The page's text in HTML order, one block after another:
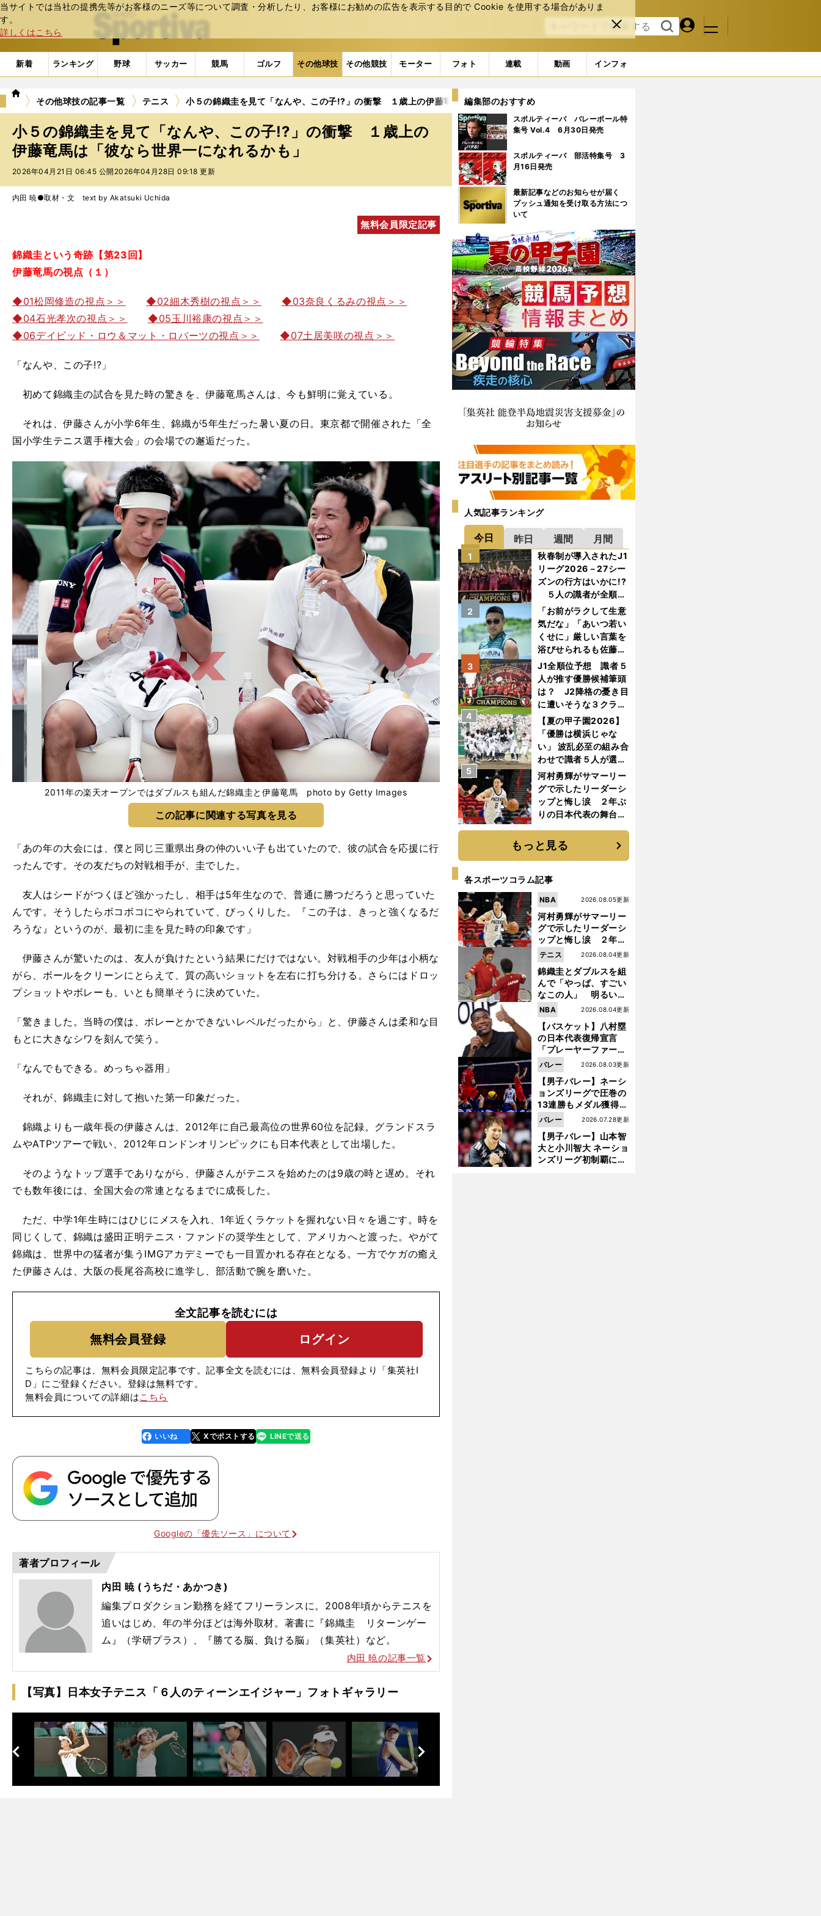
当サイトでは当社の提携先等がお客様のニーズ等について調査・分析したり、お客様にお勧めの広告を表⽰する⽬的で Cookie を使⽤する場合がありま
す。
詳しくはこちら
閉じ
る
web Sportiva (webスポルティーバ)
検索
る
マイペ
ジ
メニュ
新着 ランキング 野球 サッカー 競馬 ゴルフ その他球技 その他競技 モーター フォト 連載 動画 インフォ
we
ポ
ル
テ
ィ
ー
バ
その他球技の記事一覧 テニス 小５の錦織圭を見て「なんや、この子!?」の衝撃 １歳上の伊藤竜馬は「彼なら世界一になれるかも」
小５の錦織圭を見て「なんや、この子!?」の衝撃 １歳上の
伊藤竜馬は「彼なら世界一になれるかも」
2026年04月21日 06:45 公開 2026年04月28日 09:18 更新
内田 暁●取材・文 text by Akatsuki Uchida
無料会員限定記事
錦織圭という奇跡【第23回】
伊藤竜馬の視点（１）
◆01松岡修造の視点＞＞ ◆02細木秀樹の視点＞＞
◆03奈良くるみの視点＞＞
◆04石光孝次の視点＞＞
◆05玉川裕康の視点＞＞
◆06デイビッド・ロウ＆マット・ロバーツの視点＞＞
◆07土居美咲の視点＞＞
「なんや、この子!?」
初めて錦織圭の試合を見た時の驚きを、伊藤竜馬さんは、今も鮮明に覚えている。
それは、伊藤さんが小学6年生、錦織が5年生だった暑い夏の日。東京都で開催された「全
国小学生テニス選手権大会」の会場での邂逅だった。
2011年の楽天オープンではダブルスも組んだ錦織圭と伊藤竜馬 photo by Getty Images
この記事に関連する写真を見る
「あの年の大会には、僕と同じ三重県出身の仲のいい子も出ていたので、彼の試合を応援に行
ったんです。その友だちの対戦相手が、圭でした。
友人はシードがつくほど強かったし、相手は5年生なので、普通に勝つだろうと思っていた
んです。そうしたらボコボコにやられていて、びっくりした。『この子は、きっと強くなるだ
ろうな』というのが、最初に圭を見た時の印象です」
伊藤さんが驚いたのは、友人が負けたという結果にだけではない。対戦相手の少年は小柄な
がら、ボールをクリーンにとらえて、質の高いショットを左右に打ち分ける。さらにはドロッ
プショットやボレーも、いとも簡単そうに決めていた。
「驚きました。当時の僕は、ボレーとかできないレベルだったから」と、伊藤さんは柔和な目
もとに大きなシワを刻んで笑う。
「なんでもできる。めっちゃ器用」
それが、錦織圭に対して抱いた第一印象だった。
錦織よりも一歳年長の伊藤さんは、2012年に自己最高位の世界60位を記録。グランドスラ
ムやATPツアーで戦い、2012年ロンドンオリンピックにも日本代表として出場した。
そのようなトップ選手でありながら、伊藤さんがテニスを始めたのは9歳の時と遅め。それ
でも数年後には、全国大会の常連となるまでに成長した。
ただ、中学1年生時にはひじにメスを入れ、1年近くラケットを握れない日々を過ごす。時を
同じくして、錦織は盛田正明テニス・ファンドの奨学生として、アメリカへと渡った。やがて
錦織は、世界中の猛者が集うIMGアカデミーでも一目置かれる存在となる。一方でケガの癒え
た伊藤さんは、大阪の長尾谷高校に進学し、部活動で腕を磨いた。
全文記事を読むには
無料会員登録 ログイン
こちらの記事は、無料会員限定記事です。記事全文を読むには、無料会員登録より「集英社I
D」にご登録ください。登録は無料です。
無料会員についての詳細はこちら
faceboo
k
いいね Xでポストする
line LINEで送る
Googleの「優先ソース」について
著者プロフィール
内田 暁 (うちだ・あかつき)
編集プロダクション勤務を経てフリーランスに。2008年頃からテニスを
追いはじめ、年の半分ほどは海外取材。著書に『錦織圭 リターンゲー
ム』（学研プラス）、『勝てる脳、負ける脳』（集英社）など。
内田 暁の記事一覧
【写真】日本女子テニス「６人のティーンエイジャー」フォトギャラリー
次
前
へ
」
編集部のおすすめ
スポルティーバ バレーボール特
集号 Vol.4 6月30日発売
スポルティーバ 部活特集号 3
月16日発売
最新記事などのお知らせが届く
プッシュ通知を受け取る方法につ
いて
人気記事ランキング
今日 昨日 週間 月間
秋春制が導入されたJ1
リーグ2026－27シー
ズンの行方はいかに!?
５人の識者が全順位
を大胆予想
1
「お前がラクして生意
気だな」「あいつ若い
くせに」厳しい言葉を
浴びせられるも佐藤慎
太郎が貫いた誇りとフ
ァンへの思い
2
J1全順位予想 識者５
人が推す優勝候補筆頭
は？ J2降格の憂き目
に遭いそうな３クラブ
とは？
3
【夏の甲子園2026】
「優勝は横浜じゃな
い」 波乱必至の組み合
わせで識者５人が選ん
だ優勝校はここだ！
4
河村勇輝がサマーリー
グで示したリーダーシ
ップと悔し涙 ２年ぶ
りの日本代表の舞台を
は続く
5
もっと見る
各スポーツコラム記事
河村勇輝がサマーリー
グで示したリーダーシ
ップと悔し涙 ２年ぶ
りの日本代表の舞台を
糧に３年目のNBA挑戦
は続く
2026.08.05更新
NBA
錦織圭とダブルスを組
んで「やっぱ、すごい
なこの人」 明るい表
情と言葉で内山靖崇の
迷いを払ってくれた
2026.08.04更新
テニス
【バスケット】八村塁
の日本代表復帰宣言
「プレーヤーファース
ト」を説き続けた信念
と日本協会の変化
2026.08.04更新
NBA
【男子バレー】ネーシ
ョンズリーグで圧巻の
13連勝もメダル獲得な
らず 五輪を目指す日本
の現在地
2026.08.03更新
バレー
【男子バレー】山本智
大と小川智大 ネーショ
ンズリーグ初制覇に欠
2026.07.28更新
バレー